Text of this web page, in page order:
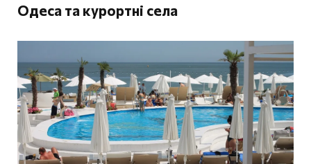
Одеса та курортні села